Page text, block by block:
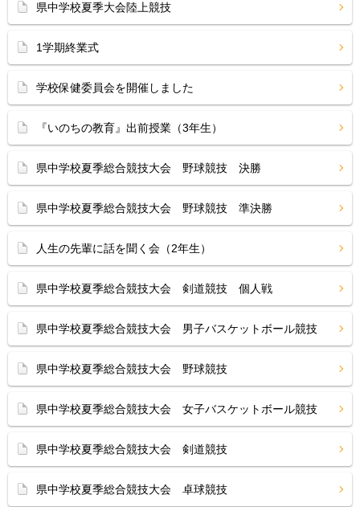
県中学校夏季大会陸上競技
1学期終業式
学校保健委員会を開催しました
『いのちの教育』出前授業（3年生）
県中学校夏季総合競技大会 野球競技 決勝
県中学校夏季総合競技大会 野球競技 準決勝
人生の先輩に話を聞く会（2年生）
県中学校夏季総合競技大会 剣道競技 個人戦
県中学校夏季総合競技大会 男子バスケットボール競技
県中学校夏季総合競技大会 野球競技
県中学校夏季総合競技大会 女子バスケットボール競技
県中学校夏季総合競技大会 剣道競技
県中学校夏季総合競技大会 卓球競技